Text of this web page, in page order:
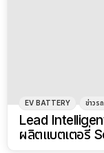
EV BATTERY ข่าวร
Lead
ผลิตแบตเตอรี่